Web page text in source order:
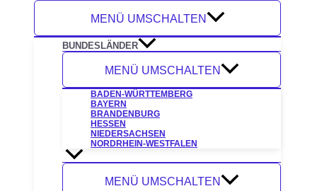
MENÜ UMSCHALTEN
BUNDESLÄNDER
MENÜ UMSCHALTEN
BADEN-WÜRTTEMBERG
BAYERN
BRANDENBURG
HESSEN
NIEDERSACHSEN
NORDRHEIN-WESTFALEN
MENÜ UMSCHALTEN